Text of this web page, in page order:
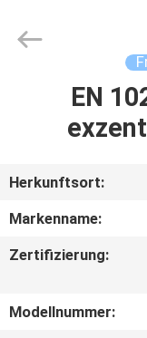
VIDEOS
ÜBER
UNS
ENERGY
EQUIPMENT
EN
Herkunftsort:
Markenname:
Zertifizierung:
Modellnummer: